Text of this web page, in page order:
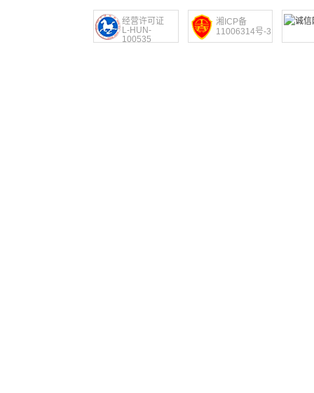
经营许可证
L-HUN-
100535
湘ICP备
11006314号-3